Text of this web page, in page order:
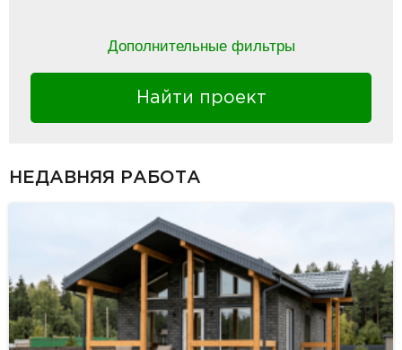
Дополнительные фильтры
Найти проект
НЕДАВНЯЯ РАБОТА